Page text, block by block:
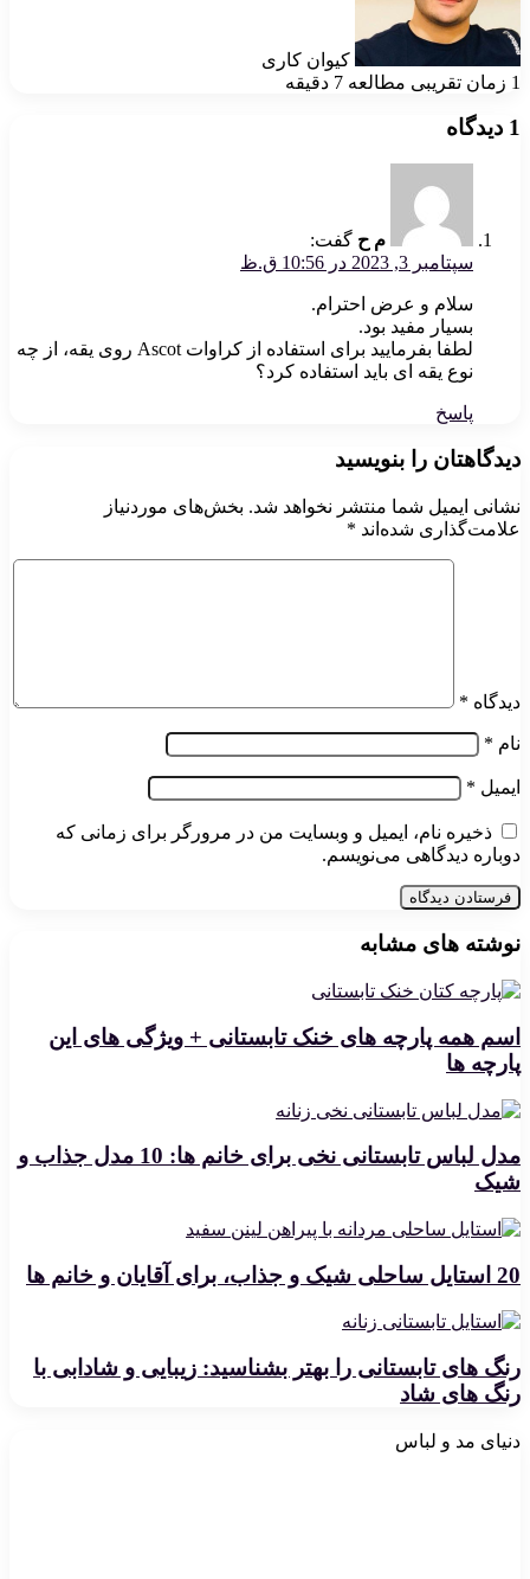
کیوان کاری
1 زمان تقریبی مطالعه 7 دقیقه
1 دیدگاه
م ح گفت:
سپتامبر 3, 2023 در 10:56 ق.ظ
سلام و عرض احترام.
بسیار مفید بود.
لطفا بفرمایید برای استفاده از کراوات Ascot روی یقه، از چه
نوع یقه ای باید استفاده کرد؟
پاسخ
دیدگاهتان را بنویسید
نشانی ایمیل شما منتشر نخواهد شد. بخش‌های موردنیاز
علامت‌گذاری شده‌اند *
دیدگاه *
نام *
ایمیل *
ذخیره نام، ایمیل و وبسایت من در مرورگر برای زمانی که
دوباره دیدگاهی می‌نویسم.
نوشته های مشابه
اسم همه پارچه های خنک تابستانی + ویژگی های این
پارچه ها
مدل لباس تابستانی نخی برای خانم ها: 10 مدل جذاب و
شیک
20 استایل ساحلی شیک و جذاب، برای آقایان و خانم ها
رنگ های تابستانی را بهتر بشناسید: زیبایی و شادابی با
رنگ های شاد
دنیای مد و لباس